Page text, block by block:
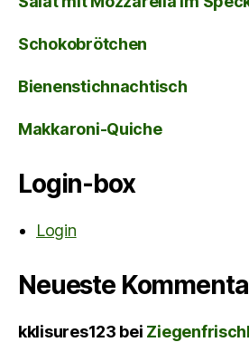
Schokobrötchen
Bienenstichnachtisch
Makkaroni-Quiche
Login-box
Login
Neueste
kklisures123 bei